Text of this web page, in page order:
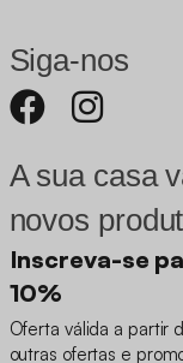
Siga-nos
A sua casa
novos
Inscreva-se
10%
Oferta válida a partir
outras ofertas e